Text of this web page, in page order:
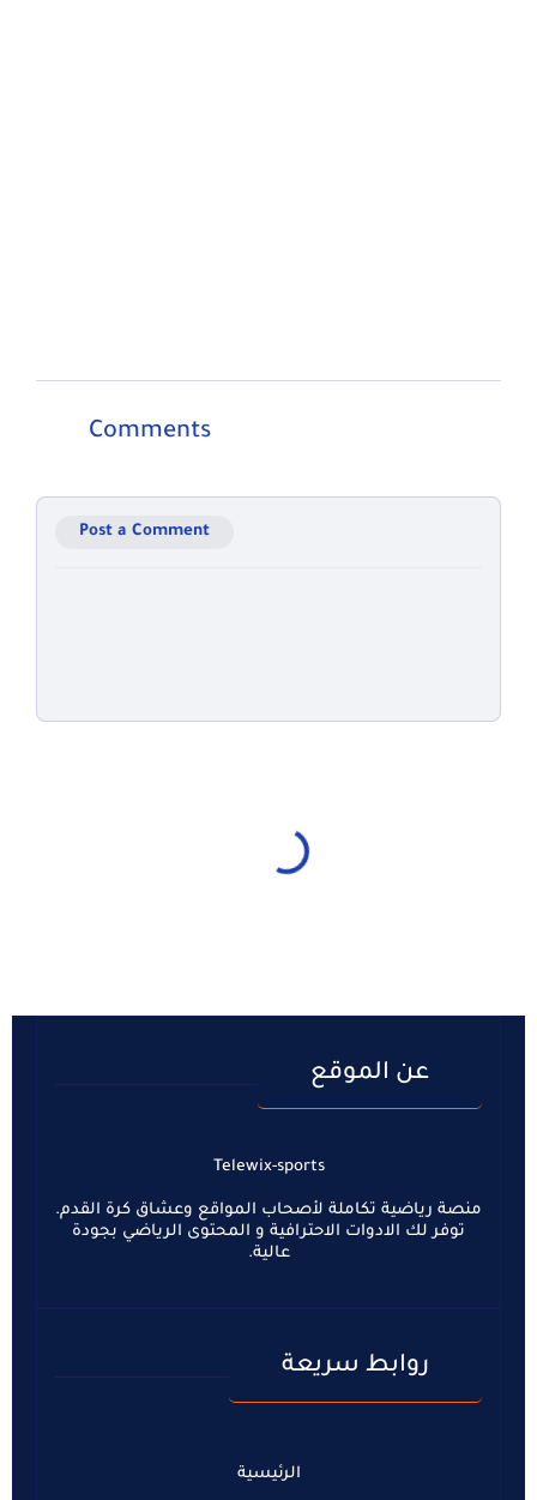
Comments
Post a Comment
عن الموقع
Telewix-sports
منصة رياضية تكاملة لأصحاب المواقع وعشاق كرة القدم.
توفر لك الادوات الاحترافية و المحتوى الرياضي بجودة
عالية.
روابط سريعة
الرئيسية